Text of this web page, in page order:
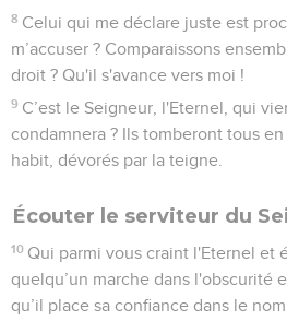
8 Celui qui me déclare juste est
m’accuser ? Comparaissons
droit ? Qu'il s'avance vers moi !
9 C’est le Seigneur, l'Eternel, qui
condamnera ? Ils tomberont tous
habit, dévorés par la teigne.
Écouter le serviteur du
10 Qui parmi vous craint l'Eternel et
quelqu’un marche dans l'obscurité
qu’il place sa confiance dans le